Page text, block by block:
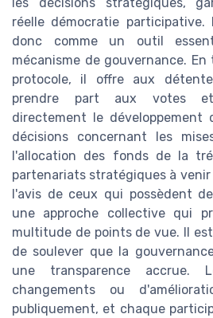
réelle démocratie participative.
donc comme un outil
mécanisme de gouvernance.
protocole, il offre aux
prendre part aux votes
directement le développement
décisions concernant les
l'allocation des fonds de la
partenariats stratégiques à
l'avis de ceux qui possèdent
une approche collective qui
multitude de points de vue. Il
de soulever que la
une transparence accrue.
changements ou
publiquement, et chaque